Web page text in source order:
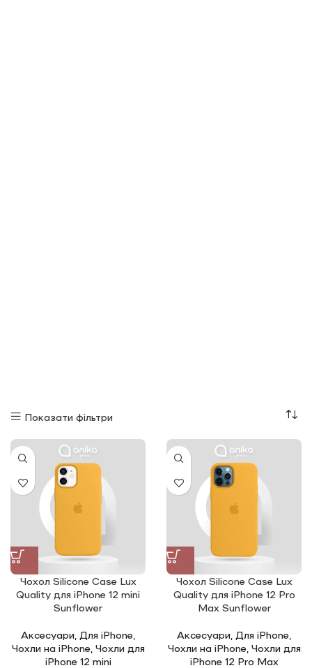
Показати фільтри
Чохол Silicone Сase Lux
Quality для iPhone 12 mini
Sunflower
Аксесуари Для iPhone
Чохли на iPhone, Чохли для
iPhone 12 mini
Чохол Silicone Сase Lux
Quality для iPhone 12 Pro
Max Sunflower
Аксесуари Для iPhone
Чохли на iPhone, Чохли для
iPhone 12 Pro Max